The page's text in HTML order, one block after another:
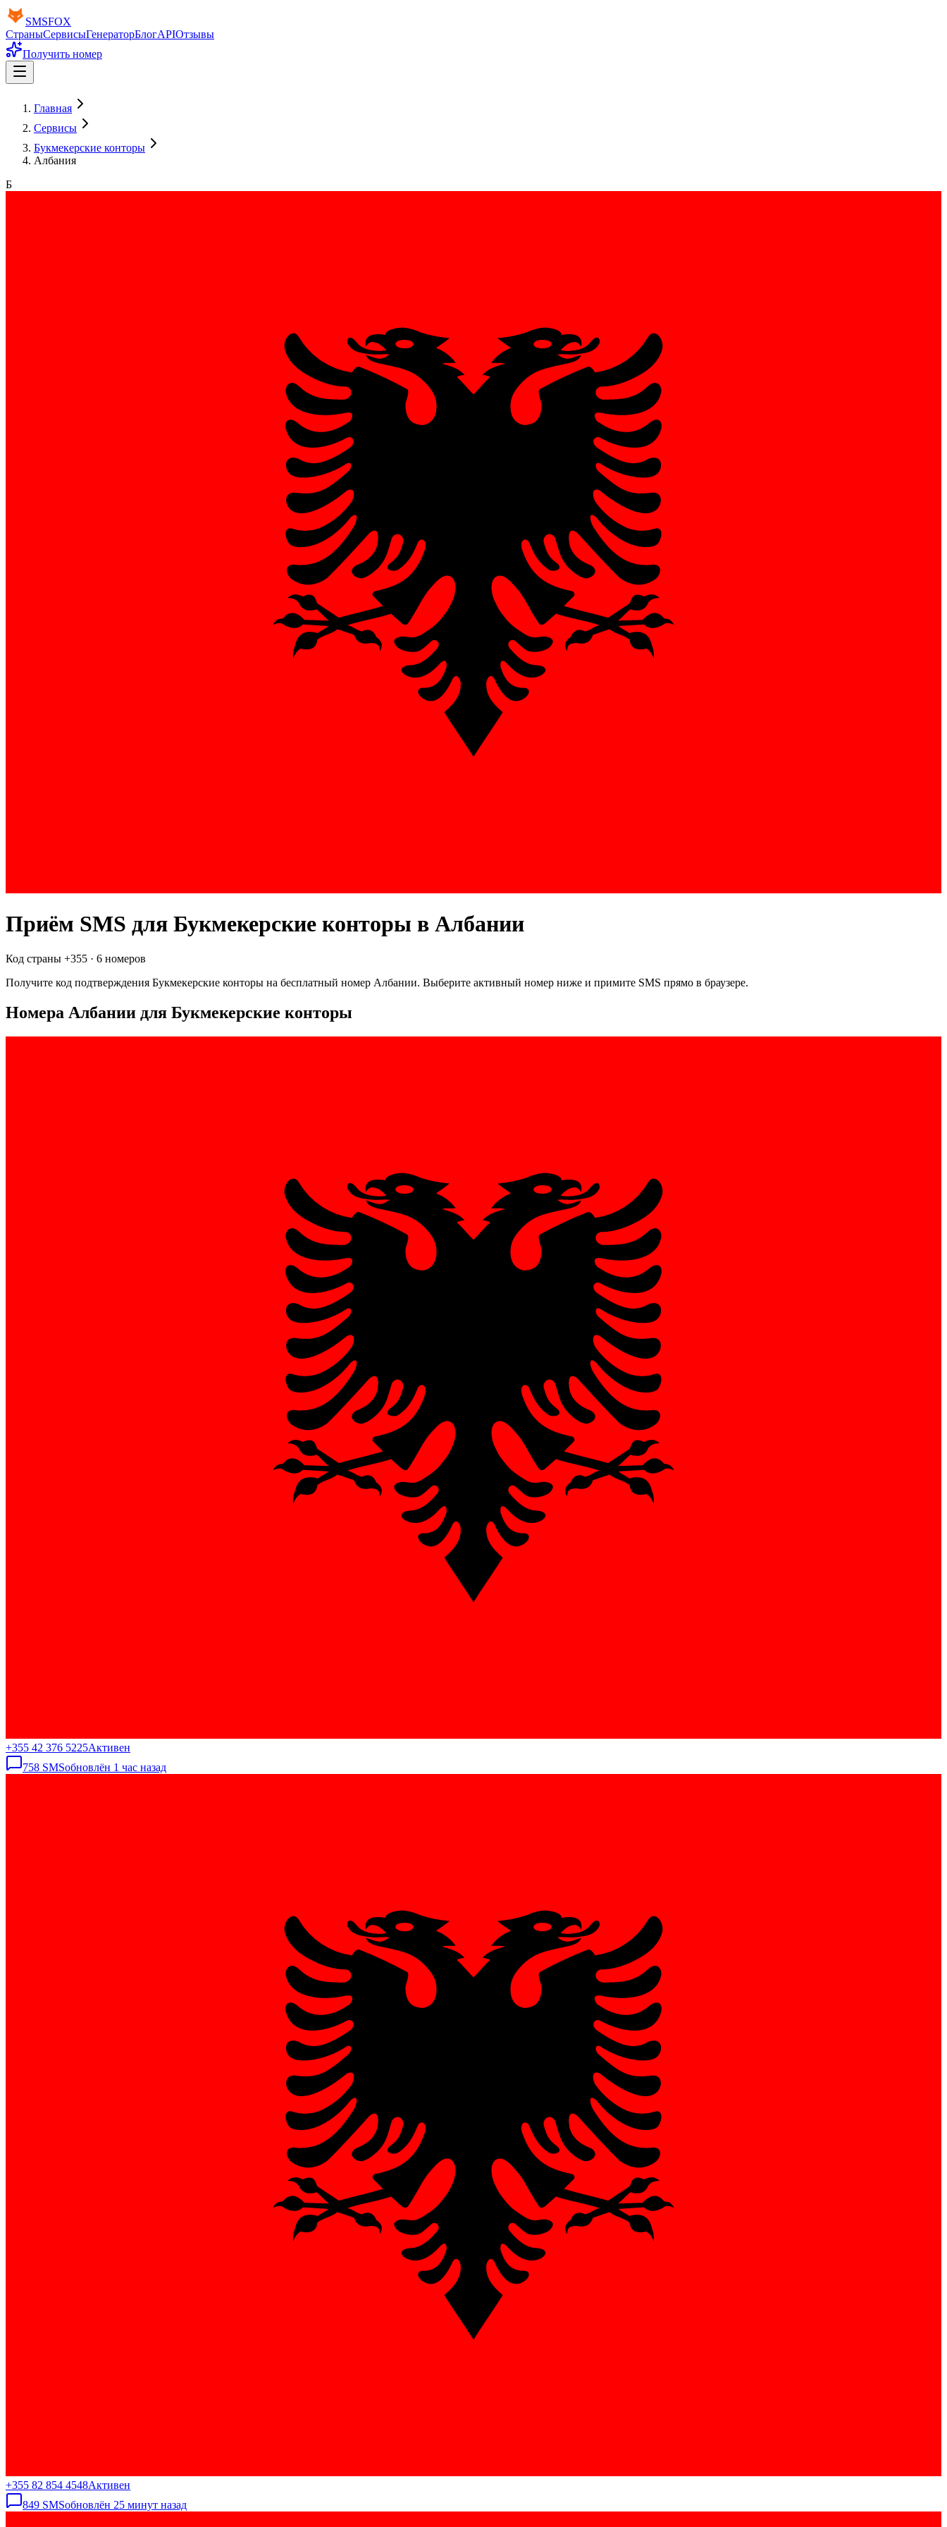
SMSFOX
СтраныСервисыГенераторБлогAPIОтзывы
Получить номер
Главная
Сервисы
Букмекерские конторы
Албания
Б
Приём SMS для Букмекерские конторы в Албании
Код страны +355 · 6 номеров
Получите код подтверждения Букмекерские конторы на бесплатный номер Албании. Выберите активный номер ниже и примите SMS прямо в браузере.
Номера Албании для Букмекерские конторы
+355 42 376 5225Активен
758 SMSобновлён 1 час назад
+355 82 854 4548Активен
849 SMSобновлён 25 минут назад